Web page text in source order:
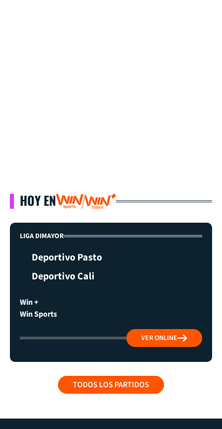
HOY EN
LIGA DIMAYOR
Deportivo Pasto
Deportivo Cali
Win +
Win Sports
VER ONLINE
TODOS LOS PARTIDOS